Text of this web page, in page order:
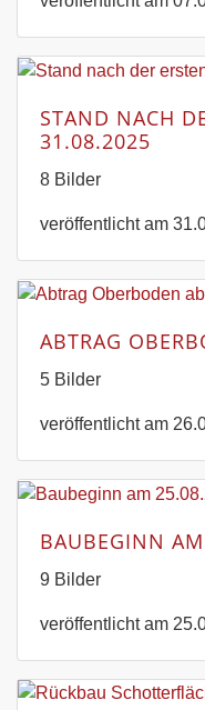
STAND NACH
31.08.2025
8 Bilder
veröffentlicht am
ABTRAG
5 Bilder
veröffentlicht am
BAUBEGINN
9 Bilder
veröffentlicht am